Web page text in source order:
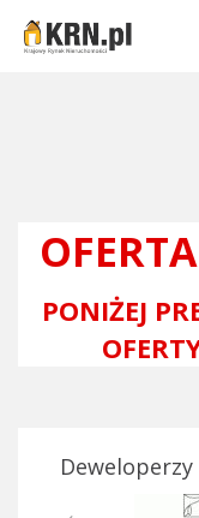
PONIŻEJ
Deweloperzy